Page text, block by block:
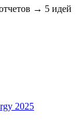
→ 5 идей
2025